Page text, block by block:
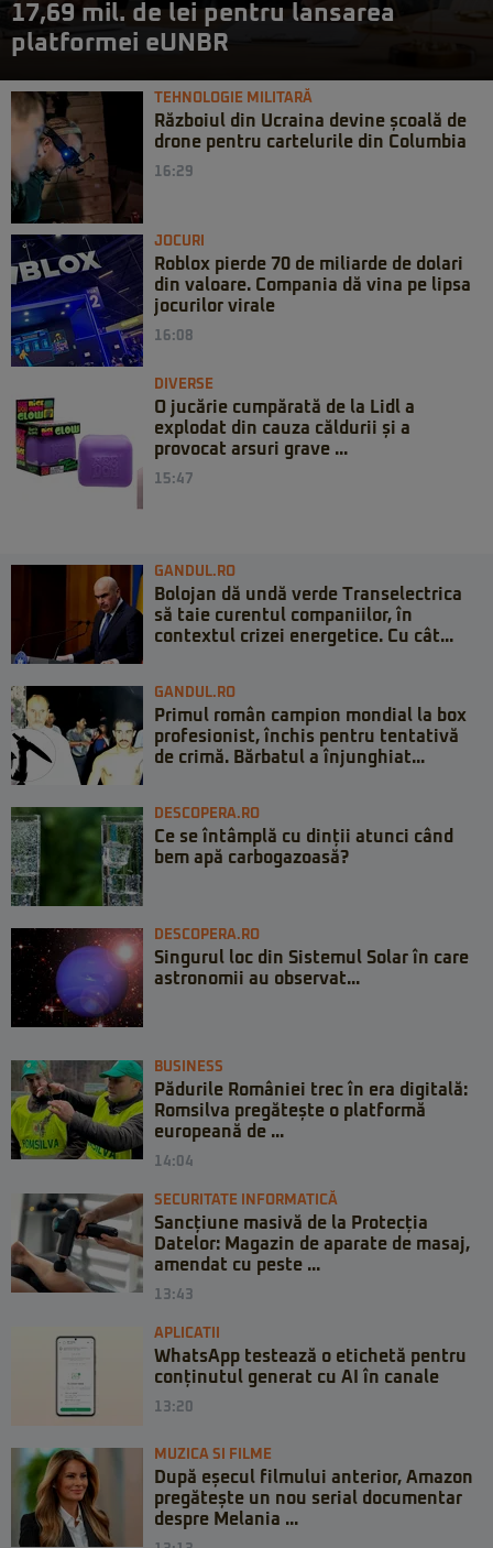
17,69 mil. de lei pentru lansarea
platformei eUNBR
TEHNOLOGIE MILITARĂ
Războiul din Ucraina devine școală de
drone pentru cartelurile din Columbia
16:29
JOCURI
Roblox pierde 70 de miliarde de dolari
din valoare. Compania dă vina pe lipsa
jocurilor virale
16:08
DIVERSE
O jucărie cumpărată de la Lidl a
explodat din cauza căldurii și a
provocat arsuri grave ...
15:47
GANDUL.RO
Bolojan dă undă verde Transelectrica
să taie curentul companiilor, în
contextul crizei energetice. Cu cât...
GANDUL.RO
Primul român campion mondial la box
profesionist, închis pentru tentativă
de crimă. Bărbatul a înjunghiat...
DESCOPERA.RO
Ce se întâmplă cu dinții atunci când
bem apă carbogazoasă?
DESCOPERA.RO
Singurul loc din Sistemul Solar în care
astronomii au observat...
BUSINESS
Pădurile României trec în era digitală:
Romsilva pregătește o platformă
europeană de ...
14:04
SECURITATE INFORMATICĂ
Sancțiune masivă de la Protecția
Datelor: Magazin de aparate de masaj,
amendat cu peste ...
13:43
APLICATII
WhatsApp testează o etichetă pentru
conținutul generat cu AI în canale
13:20
MUZICA SI FILME
După eșecul filmului anterior, Amazon
pregătește un nou serial documentar
despre Melania ...